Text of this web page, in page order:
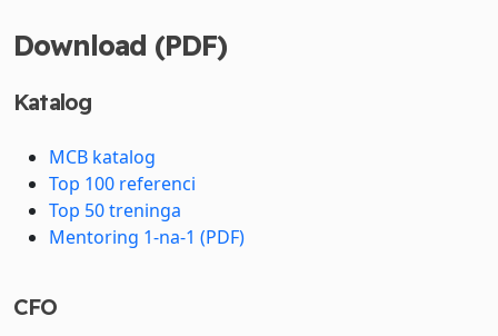
Download (PDF)
Katalog
MCB katalog
Top 100 referenci
Top 50 treninga
Mentoring 1-na-1 (PDF)
CFO